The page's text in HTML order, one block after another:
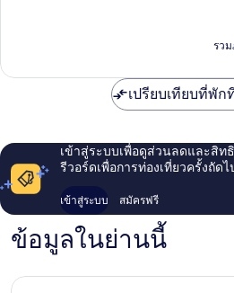
รว
เปรียบเทียบที่พั
เข้าสู่ระบบเพื่อดูส่วนลดและสิท
รีวอร์ดเพื่อการท่องเที่ยวครั้งถัดไ
เข้าสู่ระบบ สมัครฟรี
ข้อมูลในย่านนี้